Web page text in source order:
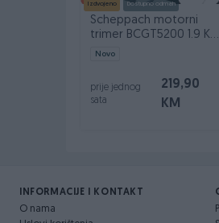
info@masineialati.ba
Izdvojeno Dostupno odmah
Scheppach motorni
trimer BCGT5200 1.9 KS
sa opremom
Novo
219,90
KM
prije jednog
sata
INFORMACIJE I KONTAKT
O nama